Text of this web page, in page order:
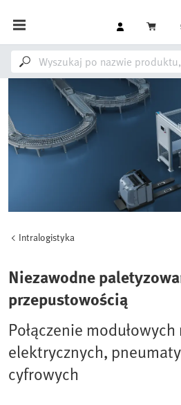
Intralogistyka
Niezawodne
przepustowością
Połączenie
elektrycznych,
cyfrowych